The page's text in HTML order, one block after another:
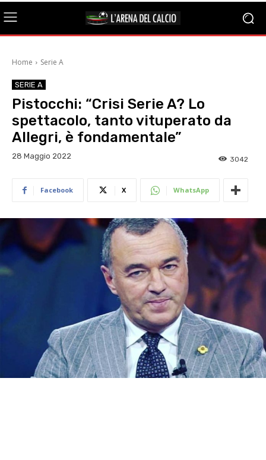
Home Serie A
SERIE A
Pistocchi: “Crisi Serie A? Lo
spettacolo, tanto vituperato da
Allegri, è fondamentale”
28 Maggio 2022 3042
Facebook X WhatsApp